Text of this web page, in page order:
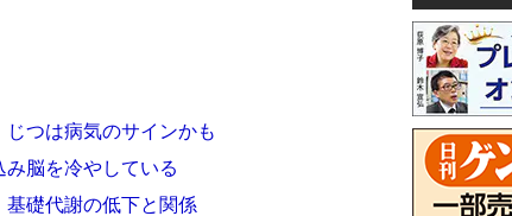
つは病気のサインかも
脳を冷やしている
基礎代謝の低下と関係